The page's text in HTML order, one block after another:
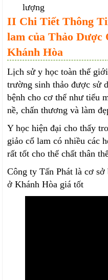
lượng
II Chi Tiết Thông
lam của Thảo
Khánh Hòa
Lịch sử y học toàn thế
trường sinh thảo được sử
bệnh cho cơ thể như tiểu
nề, chấn thương và làm
Y học hiện đại cho thấy
giảo cổ lam có nhiều các
rất tốt cho thể chất thân
Công ty Tấn Phát là cơ
ở Khánh Hòa giá tốt